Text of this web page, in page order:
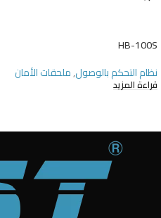
HB-100S
نظام التحكم بالوصول,ملحقات الأمان
قراءة المزيد